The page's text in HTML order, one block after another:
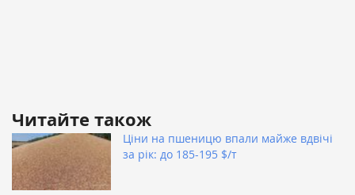
Читайте також
Ціни на пшеницю впали майже вдвічі
за рік: до 185-195 $/т